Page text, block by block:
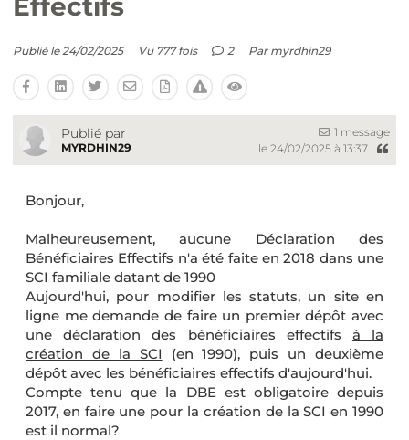
Effectifs
Publié le 24/02/2025 Vu 777 fois 2 Par myrdhin29
Publié par
MYRDHIN29
1 message
le 24/02/2025 à 13:37
Bonjour,
Malheureusement, aucune Déclaration des
Bénéficiaires Effectifs n'a été faite en 2018 dans une
SCI familiale datant de 1990
Aujourd'hui, pour modifier les statuts, un site en
ligne me demande de faire un premier dépôt avec
une déclaration des bénéficiaires effectifs à la
création de la SCI (en 1990), puis un deuxième
dépôt avec les bénéficiaires effectifs d'aujourd'hui.
Compte tenu que la DBE est obligatoire depuis
2017, en faire une pour la création de la SCI en 1990
est il normal?